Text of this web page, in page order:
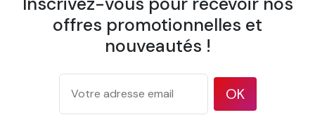
1 spatule à maroufler
1 pulvérisateur
offres promotionnelles et
nouveautés !
OK